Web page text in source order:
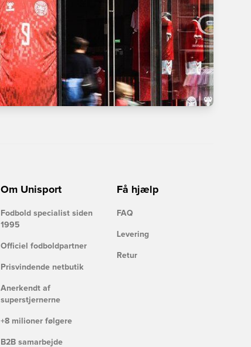
Om Unisport
Fodbold specialist siden
1995
Officiel fodboldpartner
Prisvindende netbutik
Anerkendt af
superstjernerne
+8 milioner følgere
B2B samarbejde
Få hjælp
FAQ
Levering
Retur